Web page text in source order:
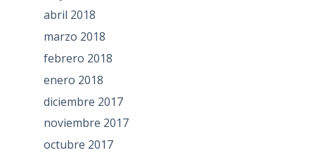
abril 2018
marzo 2018
febrero 2018
enero 2018
diciembre 2017
noviembre 2017
octubre 2017